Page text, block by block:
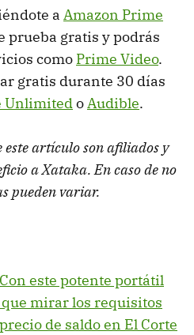
a Amazon Prime
prueba gratis y podrás
como Prime Video.
gratis durante 30 días
UnlimitedoAudible.
este artículo son afiliados y
a Xataka. En caso de no
pueden variar.
Con este potente portátil
mirar los requisitos
de saldo en El Corte